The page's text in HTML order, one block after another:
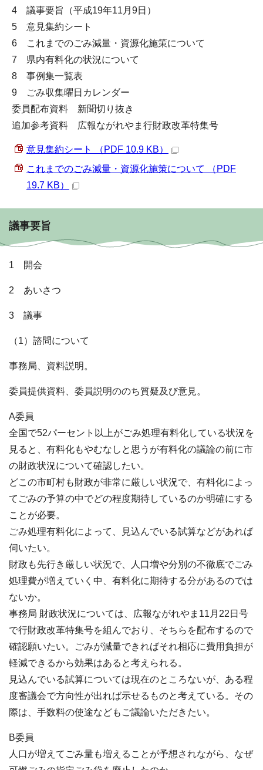
4 議事要旨（平成19年11月9日）
5 意見集約シート
6 これまでのごみ減量・資源化施策について
7 県内有料化の状況について
8 事例集一覧表
9 ごみ収集曜日カレンダー
委員配布資料 新聞切り抜き
追加参考資料 広報ながれやま行財政改革特集号
意見集約シート （PDF 10.9 KB）
これまでのごみ減量・資源化施策について （PDF
19.7 KB）
議事要旨
1 開会
2 あいさつ
3 議事
（1）諮問について
事務局、資料説明。
委員提供資料、委員説明ののち質疑及び意見。
A委員
全国で52パーセント以上がごみ処理有料化している状況を
見ると、有料化もやむなしと思うが有料化の議論の前に市
の財政状況について確認したい。
どこの市町村も財政が非常に厳しい状況で、有料化によっ
てごみの予算の中でどの程度期待しているのか明確にする
ことが必要。
ごみ処理有料化によって、見込んでいる試算などがあれば
伺いたい。
財政も先行き厳しい状況で、人口増や分別の不徹底でごみ
処理費が増えていく中、有料化に期待する分があるのでは
ないか。
事務局 財政状況については、広報ながれやま11月22日号
で行財政改革特集号を組んでおり、そちらを配布するので
確認願いたい。ごみが減量できればそれ相応に費用負担が
軽減できるから効果はあると考えられる。
見込んでいる試算については現在のところないが、ある程
度審議会で方向性が出れば示せるものと考えている。その
際は、手数料の使途などもご議論いただきたい。
B委員
人口が増えてごみ量も増えることが予想されながら、なぜ